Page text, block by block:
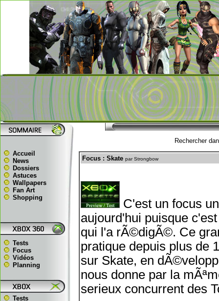
Accueil
News
Dossiers
Astuces
Wallpapers
Fan Art
Shopping
Tests
Focus
Vidéos
Planning
Tests
Rechercher
Focus : Skate par Strongbow
C'est un focus
aujourd'hui puisque
qui l'a rÃ©digÃ©. Ce
pratique depuis plus de
sur Skate, en
nous donne par la
serieux concurrent des